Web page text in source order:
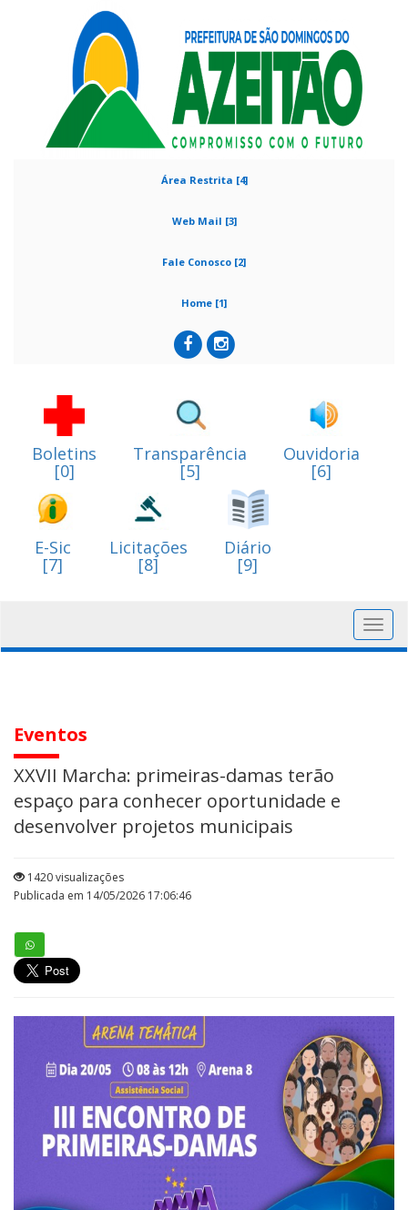
Área Restrita [4]
Web Mail [3]
Fale Conosco [2]
Home [1]
Boletins
[0]
Transparência
[5]
Ouvidoria
[6]
E-Sic
[7]
Licitações
[8]
Diário
[9]
Eventos
XXVII Marcha: primeiras-damas terão
espaço para conhecer oportunidade e
desenvolver projetos municipais
1420 visualizações
Publicada em 14/05/2026 17:06:46